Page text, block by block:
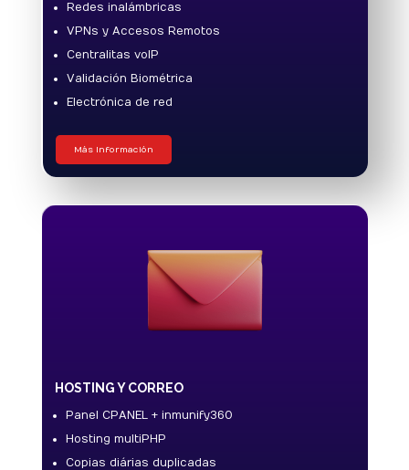
Redes inalámbricas
VPNs y Accesos Remotos
Centralitas voIP
Validación Biométrica
Electrónica de red
Más Información
HOSTING Y CORREO
Panel CPANEL + inmunify360
Hosting multiPHP
Copias diárias duplicadas